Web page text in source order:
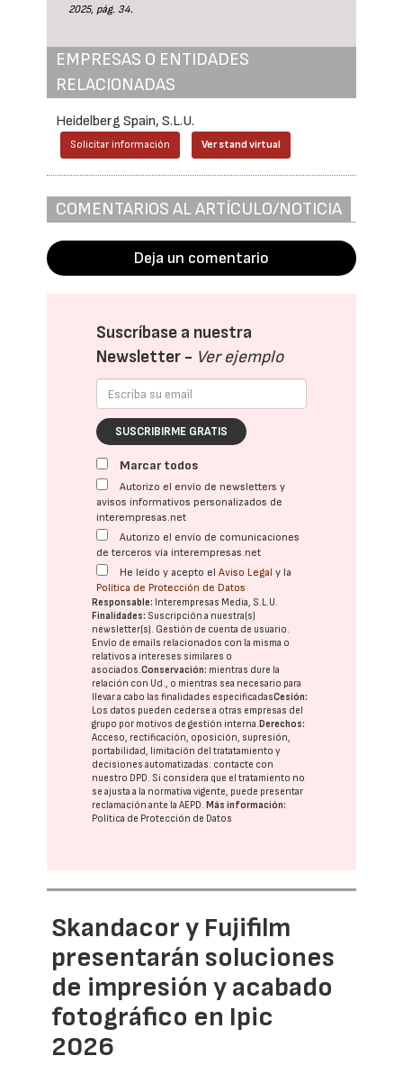
2025, pág. 34.
EMPRESAS O ENTIDADES
RELACIONADAS
Heidelberg Spain, S.L.U.
Solicitar información Ver stand virtual
COMENTARIOS AL ARTÍCULO/NOTICIA
Deja un comentario
Suscríbase a nuestra
Newsletter - Ver ejemplo
SUSCRIBIRME GRATIS
Marcar todos
Autorizo el envío de newsletters y
avisos informativos personalizados de
interempresas.net
Autorizo el envío de comunicaciones
de terceros vía interempresas.net
He leído y acepto elAviso Legal y la
Política de Protección de Datos
Responsable: Interempresas Media, S.L.U.
Finalidades: Suscripción a nuestra(s)
newsletter(s). Gestión de cuenta de usuario.
Envío de emails relacionados con la misma o
relativos a intereses similares o
asociados.Conservación: mientras dure la
relación con Ud., o mientras sea necesario para
llevar a cabo las finalidades especificadasCesión:
Los datos pueden cederse a otras empresas del
grupo por motivos de gestión interna. Derechos:
Acceso, rectificación, oposición, supresión,
portabilidad, limitación del tratatamiento y
decisiones automatizadas: contacte con
nuestro DPD. Si considera que el tratamiento no
se ajusta a la normativa vigente, puede presentar
reclamación ante laAEPD. Más información:
Política de Protección de Datos
Skandacor y Fujifilm
presentarán soluciones
de impresión y acabado
fotográfico en Ipic
2026